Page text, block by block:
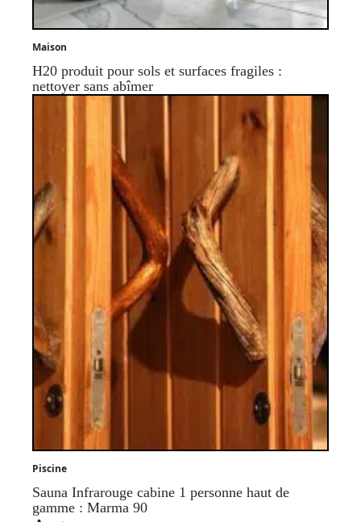
Maison
H20 produit pour sols et surfaces fragiles :
nettoyer sans abîmer
Piscine
Sauna Infrarouge cabine 1 personne haut de
gamme : Marma 90